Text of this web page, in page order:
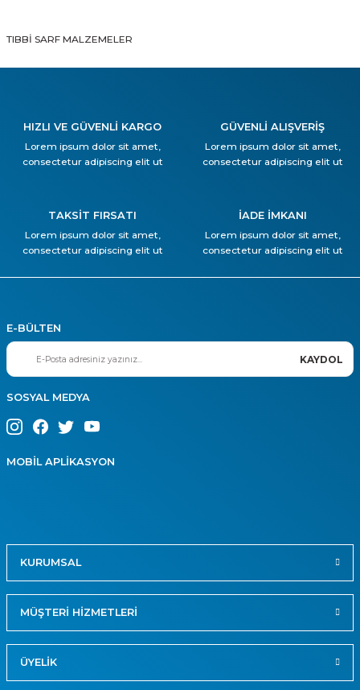
TIBBİ SARF MALZEMELER
HIZLI VE GÜVENLİ KARGO
Lorem ipsum dolor sit amet,
consectetur adipiscing elit ut
GÜVENLİ ALIŞVERİŞ
Lorem ipsum dolor sit amet,
consectetur adipiscing elit ut
TAKSİT FIRSATI
Lorem ipsum dolor sit amet,
consectetur adipiscing elit ut
İADE İMKANI
Lorem ipsum dolor sit amet,
consectetur adipiscing elit ut
E-BÜLTEN
KAYDOL
SOSYAL MEDYA
MOBİL APLİKASYON
KURUMSAL
MÜŞTERİ HİZMETLERİ
ÜYELİK